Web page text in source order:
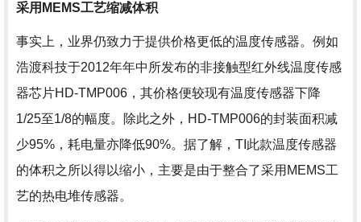
采用MEMS工艺缩减体积
事实上，业界仍致力于提供价格更低的温度传感器。例如
浩渡科技于2012年年中所发布的非接触型红外线温度传感
器芯片HD-TMP006，其价格便较现有温度传感器下降
1/25至1/8的幅度。除此之外，HD-TMP006的封装面积减
少95%，耗电量亦降低90%。据了解，TI此款温度传感器
的体积之所以得以缩小，主要是由于整合了采用MEMS工
艺的热电堆传感器。